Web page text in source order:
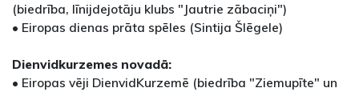
(biedrība, līnijdejotāju klubs "Jautrie zābaciņi")
• Eiropas dienas prāta spēles (Sintija Šlēgele)
Dienvidkurzemes novadā:
• Eiropas vēji DienvidKurzemē (biedrība "Ziemupīte" un